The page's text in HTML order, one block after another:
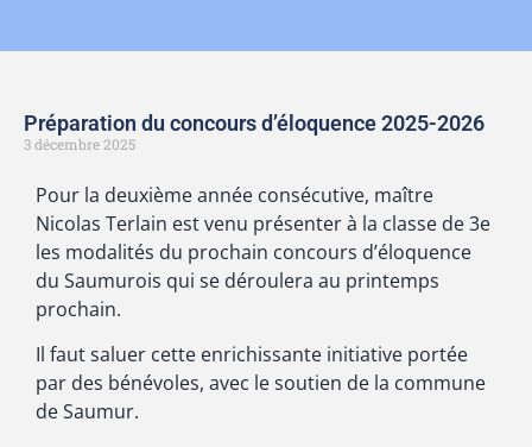
Préparation du concours d’éloquence 2025-2026
3 décembre 2025
Pour la deuxième année consécutive, maître
Nicolas Terlain est venu présenter à la classe de 3e
les modalités du prochain concours d’éloquence
du Saumurois qui se déroulera au printemps
prochain.
Il faut saluer cette enrichissante initiative portée
par des bénévoles, avec le soutien de la commune
de Saumur.